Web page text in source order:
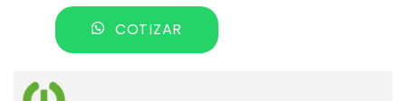
COTIZAR